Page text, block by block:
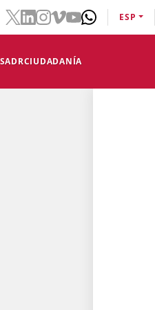
ADRCIUDADANÍA
ESP